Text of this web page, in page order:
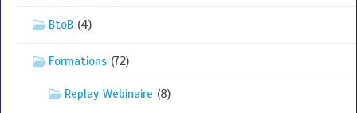
BtoB (4)
Formations (72)
Replay Webinaire (8)